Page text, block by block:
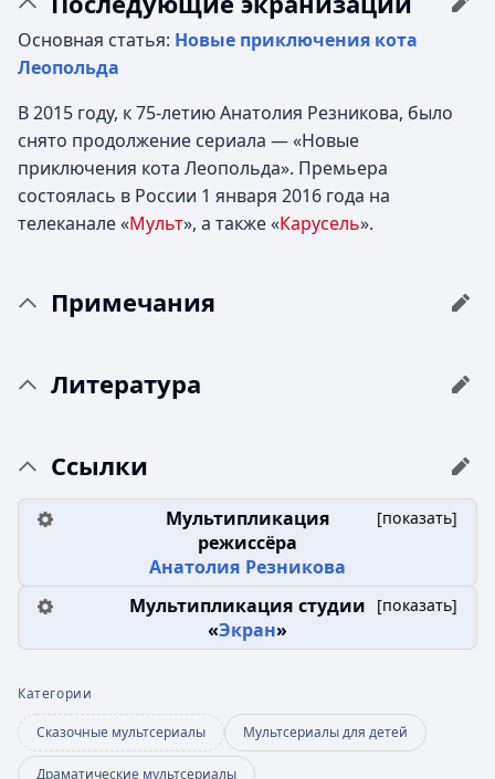
Основная статья: Новые приключения кота
Леопольда
В 2015 году, к 75-летию Анатолия Резникова, было
снято продолжение сериала — «Новые
приключения кота Леопольда». Премьера
состоялась в России 1 января 2016 года на
телеканале «Мульт», а также «Карусель».
Примечания
Литература
Ссылки
[показать]
Мультипликация
режиссёра
Анатолия Резникова
[показать]
Мультипликация студии
«Экран»
Категории
Сказочные мультсериалы Мультсериалы для детей
Драматические мультсериалы